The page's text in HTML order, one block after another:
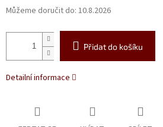
Můžeme doručit do: 10.8.2026
Přidat do košíku
Detailní informace